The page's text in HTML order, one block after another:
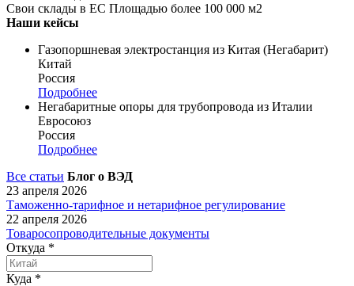
Свои склады в ЕС Площадью более 100 000 м2
Наши кейсы
Газопоршневая электростанция из Китая (Негабарит)
Китай
Россия
Подробнее
Негабаритные опоры для трубопровода из Италии
Евросоюз
Россия
Подробнее
Все статьи Блог о ВЭД
23 апреля 2026
Таможенно-тарифное и нетарифное регулирование
22 апреля 2026
Товаросопроводительные документы
Откуда *
Куда *